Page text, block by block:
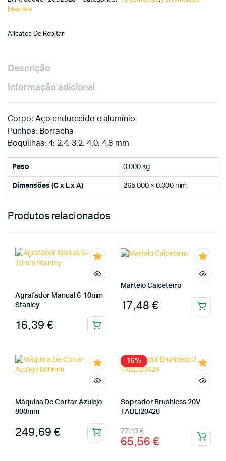
Manuais
Alicates De Rebitar
Descrição
Informação adicional
Corpo: Aço endurecido e alumínio
Punhos: Borracha
Boquilhas: 4: 2.4, 3.2, 4.0, 4.8 mm
Peso 0,000 kg
Dimensões (C x L x A) 265,000 × 0,000 mm
Produtos relacionados
Agrafador Manual 6-10mm
Stanley
16,39 €
Martelo Calceteiro
17,48 €
Máquina De Cortar Azulejo
800mm
249,69 €
16%
Soprador Brushless 20V
TABLI20428
77,13€
65,56 €